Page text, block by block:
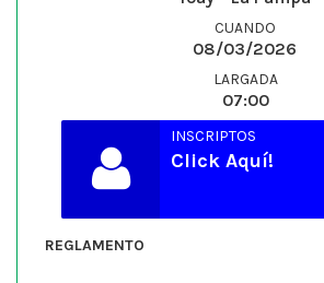
CUANDO
08/03/2026
LARGADA
07:00
INSCRIPTOS
Click Aquí!
REGLAMENTO